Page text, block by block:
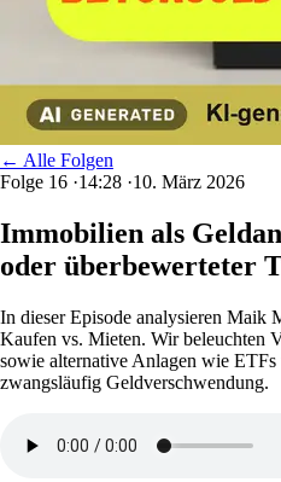
← Alle Folgen
Folge 16 ·14:28 ·10. März 2026
Immobilien als
oder überbewerteter
In dieser Episode analysieren Maik
Kaufen vs. Mieten. Wir beleuchten
sowie alternative Anlagen wie
zwangsläufig Geldverschwendung.